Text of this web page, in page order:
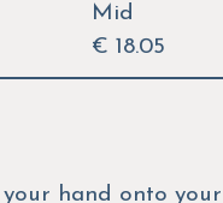
Mid
€ 18.05
hand onto